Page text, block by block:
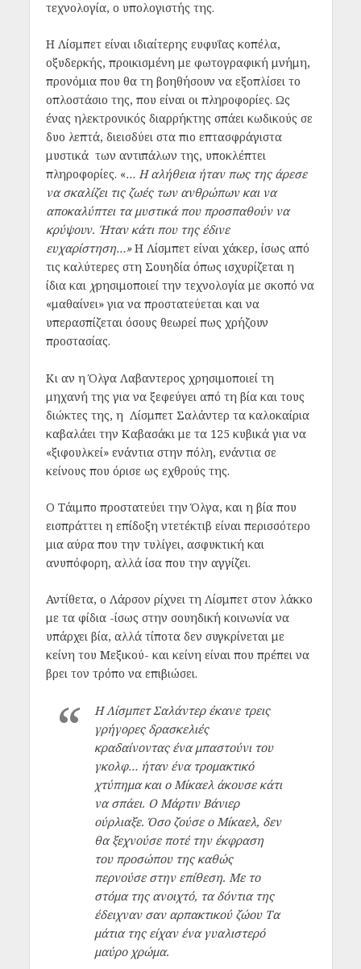
τεχνολογία, ο υπολογιστής της.
Η Λίσμπετ είναι ιδιαίτερης ευφυΐας κοπέλα,
οξυδερκής, προικισμένη με φωτογραφική μνήμη,
προνόμια που θα τη βοηθήσουν να εξοπλίσει το
οπλοστάσιο της, που είναι οι πληροφορίες. Ως
ένας ηλεκτρονικός διαρρήκτης σπάει κωδικούς σε
δυο λεπτά, διεισδύει στα πιο επτασφράγιστα
μυστικά των αντιπάλων της, υποκλέπτει
πληροφορίες. «… Η αλήθεια ήταν πως της άρεσε
να σκαλίζει τις ζωές των ανθρώπων και να
αποκαλύπτει τα μυστικά που προσπαθούν να
κρύψουν. Ήταν κάτι που της έδινε
ευχαρίστηση…»Η Λίσμπετ είναι χάκερ, ίσως από
τις καλύτερες στη Σουηδία όπως ισχυρίζεται η
ίδια και χρησιμοποιεί την τεχνολογία με σκοπό να
«μαθαίνει» για να προστατεύεται και να
υπερασπίζεται όσους θεωρεί πως χρήζουν
προστασίας.
Κι αν η Όλγα Λαβαντερος χρησιμοποιεί τη
μηχανή της για να ξεφεύγει από τη βία και τους
διώκτες της, η Λίσμπετ Σαλάντερ τα καλοκαίρια
καβαλάει την Καβασάκι με τα 125 κυβικά για να
«ξιφουλκεί» ενάντια στην πόλη, ενάντια σε
κείνους που όρισε ως εχθρούς της.
Ο Τάιμπο προστατεύει την Όλγα, και η βία που
εισπράττει η επίδοξη ντετέκτιβ είναι περισσότερο
μια αύρα που την τυλίγει, ασφυκτική και
ανυπόφορη, αλλά ίσα που την αγγίζει.
Αντίθετα, ο Λάρσον ρίχνει τη Λίσμπετ στον λάκκο
με τα φίδια -ίσως στην σουηδική κοινωνία να
υπάρχει βία, αλλά τίποτα δεν συγκρίνεται με
κείνη του Μεξικού- και κείνη είναι που πρέπει να
βρει τον τρόπο να επιβιώσει.
Η Λίσμπετ Σαλάντερ έκανε τρεις
γρήγορες δρασκελιές
κραδαίνοντας ένα μπαστούνι του
γκολφ… ήταν ένα τρομακτικό
χτύπημα και ο Μίκαελ άκουσε κάτι
να σπάει. Ο Μάρτιν Βάνιερ
ούρλιαξε. Όσο ζούσε ο Μίκαελ, δεν
θα ξεχνούσε ποτέ την έκφραση
του προσώπου της καθώς
περνούσε στην επίθεση. Με το
στόμα της ανοιχτό, τα δόντια της
έδειχναν σαν αρπακτικού ζώου Τα
μάτια της είχαν ένα γυαλιστερό
μαύρο χρώμα.